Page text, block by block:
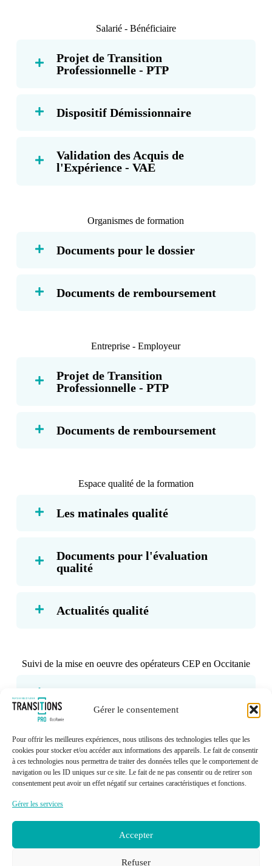
Gérer le consentement
Pour offrir les meilleures expériences, nous utilisons des technologies telles que les
cookies pour stocker et/ou accéder aux informations des appareils. Le fait de consentir
à ces technologies nous permettra de traiter des données telles que le comportement de
navigation ou les ID uniques sur ce site. Le fait de ne pas consentir ou de retirer son
consentement peut avoir un effet négatif sur certaines caractéristiques et fonctions.
Gérer les services
Accepter
Refuser
Salarié - Bénéficiaire
Projet de Transition
Professionnelle - PTP
Dispositif Démissionnaire
Validation des Acquis de
l'Expérience - VAE
Organismes de formation
Documents pour le dossier
Documents de remboursement
Entreprise - Employeur
Projet de Transition
Professionnelle - PTP
Documents de remboursement
Espace qualité de la formation
Les matinales qualité
Documents pour l'évaluation
qualité
Actualités qualité
Suivi de la mise en oeuvre des opérateurs CEP en Occitanie
Données sur l'emploi en Occitanie
Autres études